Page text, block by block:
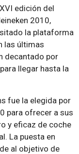
edición del
2010,
la plataforma
las últimas
decantado por
llegar hasta la
fue la elegida por
para ofrecer a sus
y eficaz de coche
La puesta en
al objetivo de